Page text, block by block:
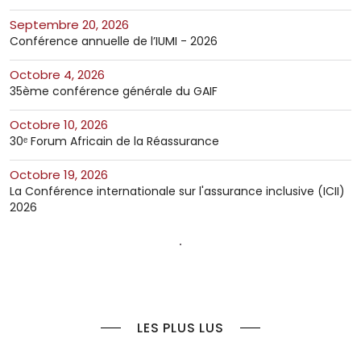
septembre 20, 2026
Conférence annuelle de l’IUMI - 2026
octobre 4, 2026
35ème conférence générale du GAIF
octobre 10, 2026
30ᵉ Forum Africain de la Réassurance
octobre 19, 2026
La Conférence internationale sur l'assurance inclusive (ICII)
2026
LES PLUS LUS